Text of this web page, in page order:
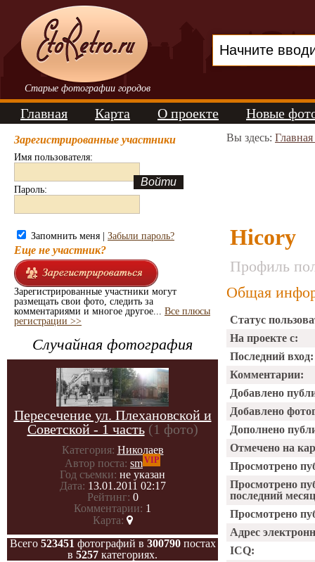
Старые фотографии городов
Главная Карта О проекте Новые
Зарегистрированные участники
Имя пользователя:
Пароль:
Запомнить меня | Забыли пароль?
Еще не участник?
Зарегистрированные участники могут
размещать свои фото, следить за
комментариями и многое другое... Все плюсы
регистрации >>
Случайная фотография
Пересечение ул. Плехановской и
Советской - 1 часть (1 фото)
Категория: Николаев
Автор поста: smVIP
Год съемки: не указан
Дата: 13.01.2011 02:17
Рейтинг: 0
Комментарии: 1
Карта:
Всего 523451 фотографий в 300790постах
в 5257 категориях.
Вы здесь:
Hicory
Профиль
Общая
Статус
На проекте с:
Последний вход:
Комментарии:
Добавлено
Добавлено
Дополнено
Отмечено на
Просмотрено
Просмотрено
последний
Просмотрено
Адрес
ICQ: